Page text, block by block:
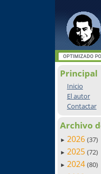
Principal
Inicio
El autor
Contactar
Archivo
► 2026 (37)
► 2025 (72)
► 2024 (80)